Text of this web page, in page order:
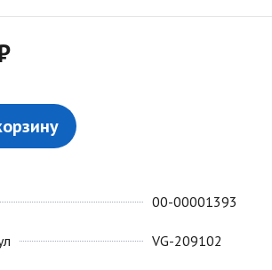
00-00001393
VG-209102